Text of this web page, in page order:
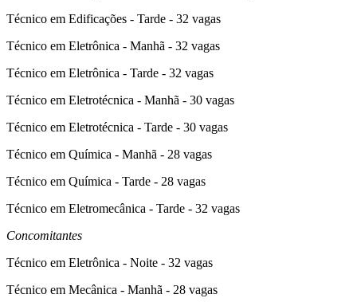
Técnico em Edificações - Tarde - 32 vagas
Técnico em Eletrônica - Manhã - 32 vagas
Técnico em Eletrônica - Tarde - 32 vagas
Técnico em Eletrotécnica - Manhã - 30 vagas
Técnico em Eletrotécnica - Tarde - 30 vagas
Técnico em Química - Manhã - 28 vagas
Técnico em Química - Tarde - 28 vagas
Técnico em Eletromecânica - Tarde - 32 vagas
Concomitantes
Técnico em Eletrônica - Noite - 32 vagas
Técnico em Mecânica - Manhã - 28 vagas